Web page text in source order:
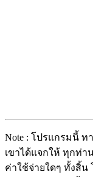
Note : โปรแกรมนี้ ท
เขาได้แจกให้ ทุกท่า
ค่าใช้จ่ายใดๆ ทั้งสิ้